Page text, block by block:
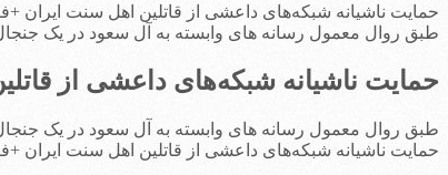
حمایت ناشیانه شبکه‌های داعشی از قاتلین اهل سنت‌ ایران
طبق روال معمول رسانه های وابسته به آل سعود در یک جنجال
حمایت ناشیانه شبکه‌های داعشی از
طبق روال معمول رسانه های وابسته به آل سعود در یک جنجال
حمایت ناشیانه شبکه‌های داعشی از قاتلین اهل سنت‌ ایران